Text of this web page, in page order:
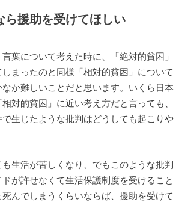
ら援助を受けてほしい
葉について考えた時に、「絶対的貧困」
まったのと同様「相対的貧困」について
か難しいことだと思います。いくら日本
対的貧困」に近い考え方だと言っても、
生じたような批判はどうしても起こりや
生活が苦しくなり、でもこのような批判
が許せなくて生活保護制度を受けること
んでしまうくらいならば、援助を受けて